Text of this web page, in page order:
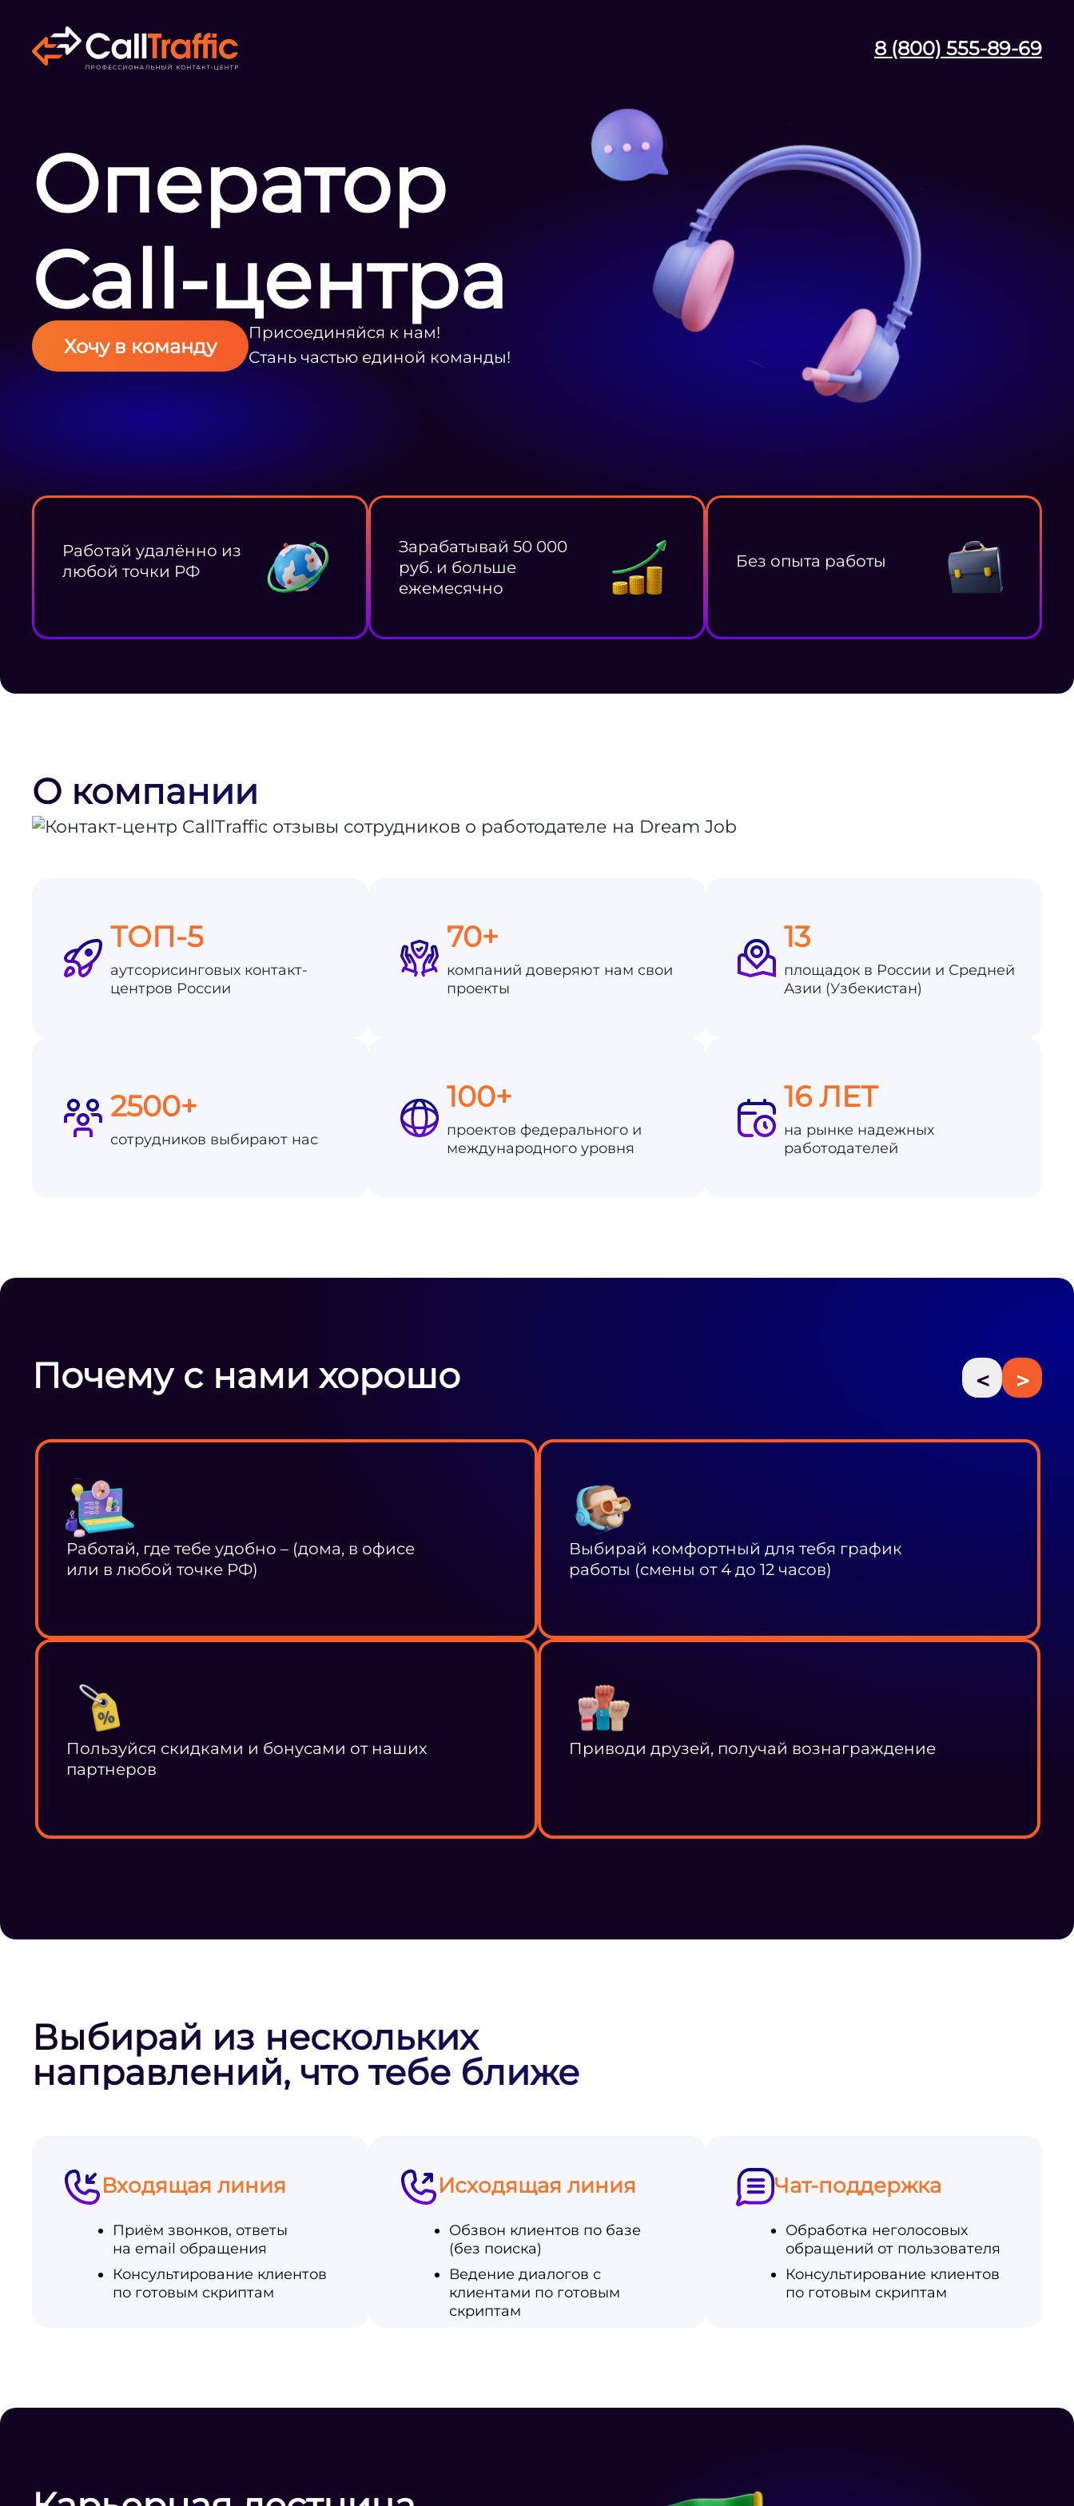
8 (800) 555-89-69
Оператор
Call-центра
Хочу в команду
Присоединяйся к нам!
Стань частью единой команды!
Работай удалённо из
любой точки РФ
Зарабатывай 50 000
руб. и больше
ежемесячно
Без опыта работы
О компании
ТОП-5
аутсорисинговых контакт-
центров России
70+
компаний доверяют нам свои
проекты
13
площадок в России и Средней
Азии (Узбекистан)
2500+
сотрудников выбирают нас
100+
проектов федерального и
международного уровня
16 ЛЕТ
на рынке надежных
работодателей
Почему с нами хорошо < >
Работай, где тебе удобно – (дома, в офисе
или в любой точке РФ)
Выбирай комфортный для тебя график
работы (смены от 4 до 12 часов)
Пользуйся скидками и бонусами от наших
партнеров
Приводи друзей, получай вознаграждение
Выбирай из нескольких
направлений, что тебе ближе
Входящая линия
Приём звонков, ответы
на email обращения
Консультирование клиентов
по готовым скриптам
Исходящая линия
Обзвон клиентов по базе
(без поиска)
Ведение диалогов с
клиентами по готовым
скриптам
Чат-поддержка
Обработка неголосовых
обращений от пользователя
Консультирование клиентов
по готовым скриптам